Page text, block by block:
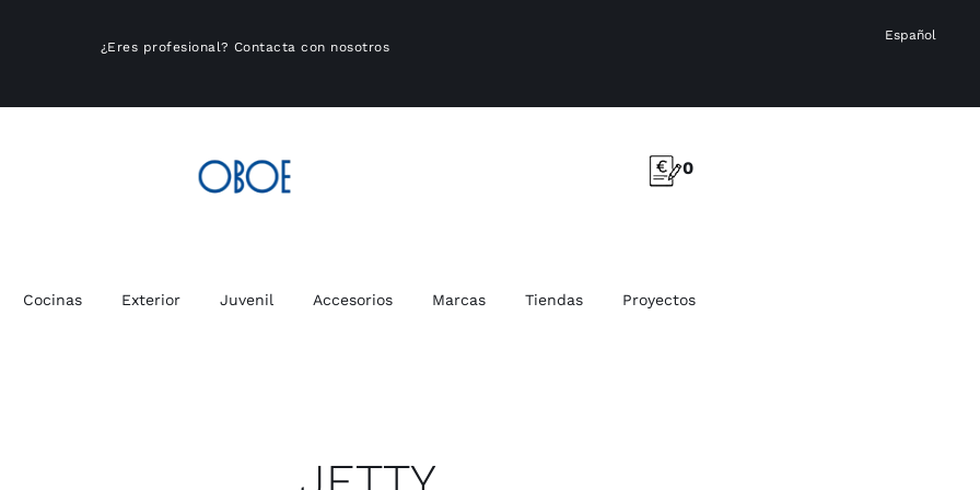
¿Eres profesional? Contacta con nosotros
Español
0
Cocinas Exterior Juvenil Accesorios Marcas Tiendas Proyectos